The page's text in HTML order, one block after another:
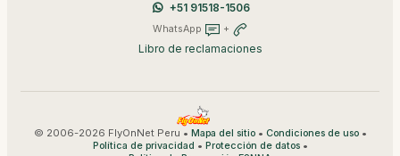
+51 91518-1506
WhatsApp +
Libro de reclamaciones
© 2006-2026 FlyOnNet Peru • Mapa del sitio• Condiciones de uso•
Política de privacidad • Protección de datos•